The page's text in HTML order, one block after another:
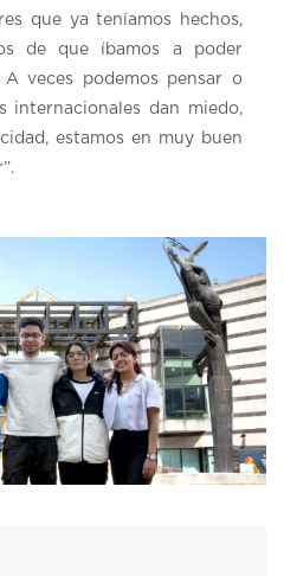
que ya teníamos hechos,
de que íbamos a poder
veces podemos pensar o
internacionales dan miedo,
estamos en muy buen